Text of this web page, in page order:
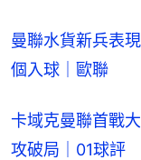
曼聯水貨新兵表
個入球｜歐聯
卡域克曼聯首戰
攻破局｜01球評